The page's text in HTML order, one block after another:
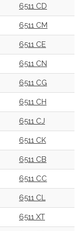
6511 CD
6511 CM
6511 CE
6511 CN
6511 CG
6511 CH
6511 CJ
6511 CK
6511 CB
6511 CC
6511 CL
6511 XT